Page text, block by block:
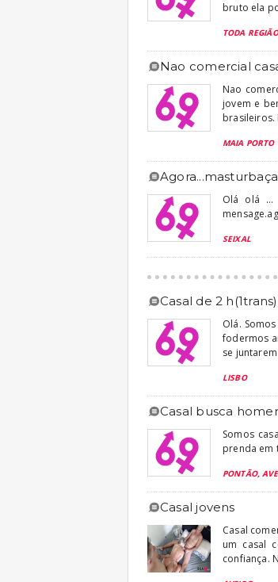
bruto ela
TODA
nao comercial
Nao
jovem e
brasileiros.
MAIA PORTO
Olá olá ...
SEIXAL
casal de 2
Olá.
fodermos
se
LISBO
casal busca
Somos
prenda em
PONTÃO,
casal jovens
Casal
um casal
confiança.